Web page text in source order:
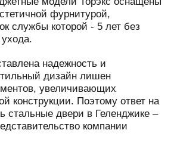
фурнитурой,
службы которой - 5 лет без
надежность и
дизайн лишен
увеличивающих
конструкции. Поэтому ответ на
стальные двери в Геленджике –
компании